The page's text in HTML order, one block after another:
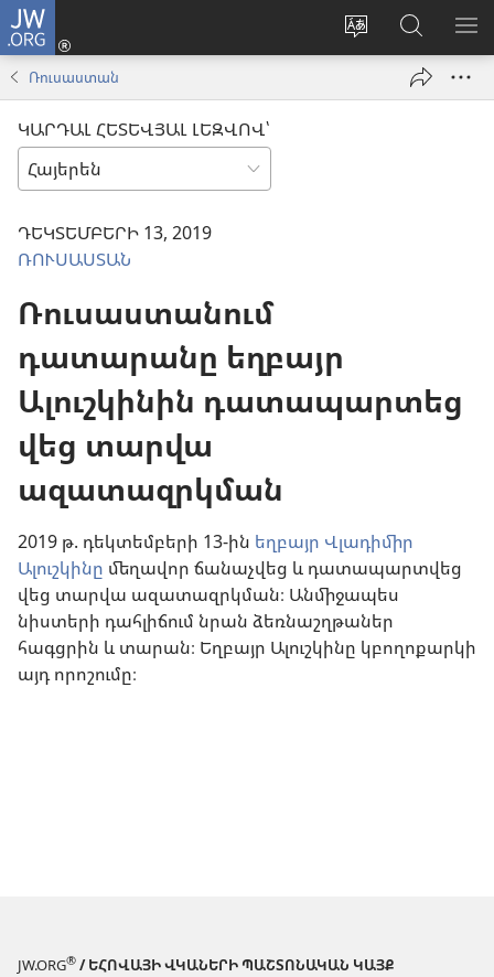
JW.ORG
Փոխել
Մուտքագրվել
(բացվումՈրոնում
JW.ORG
կայքում
Ռուսաստան
ԿԱՐԴԱԼ ՀԵՏԵՎՅԱԼ ԼԵԶՎՈՎ՝
ԴԵԿՏԵՄԲԵՐԻ 13, 2019
ՌՈՒՍԱՍՏԱՆ
Ռուսաստանում
դատարանը եղբայր
Ալուշկինին դատապարտեց
վեց տարվա
ազատազրկման
2019 թ. դեկտեմբերի 13-ին եղբայր Վլադիմիր
Ալուշկինը մեղավոր ճանաչվեց և դատապարտվեց
վեց տարվա ազատազրկման։ Անմիջապես
նիստերի դահլիճում նրան ձեռնաշղթաներ
հագցրին և տարան։ Եղբայր Ալուշկինը կբողոքարկի
այդ որոշումը։
JW.ORG® / ԵՀՈՎԱՅԻ ՎԿԱՆԵՐԻ ՊԱՇՏՈՆԱԿԱՆ ԿԱՅՔ